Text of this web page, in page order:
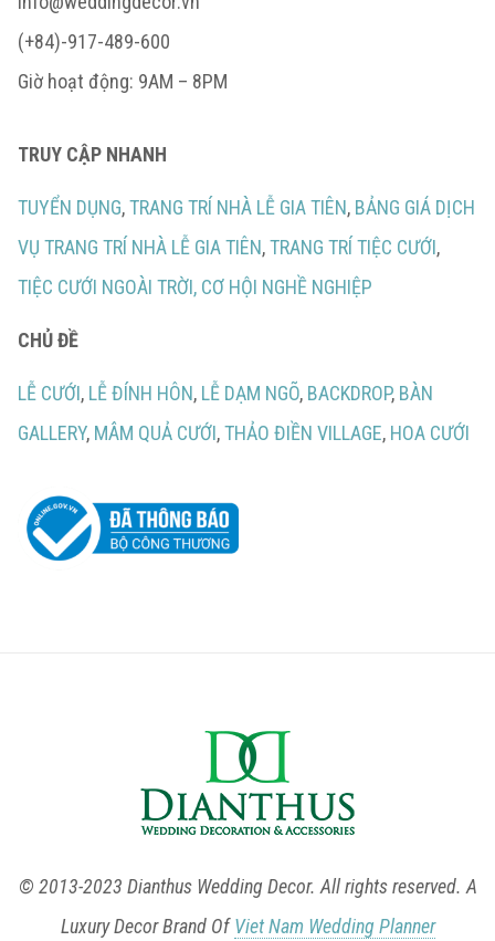
(+84)-917-489-600
Giờ hoạt động: 9AM – 8PM
TRUY CẬP NHANH
TUYỂN DỤNG,TRANG TRÍ NHÀ LỄ GIA TIÊN, BẢNG GIÁ DỊCH
VỤ TRANG TRÍ NHÀ LỄ GIA TIÊN,TRANG TRÍ TIỆC CƯỚI,
TIỆC CƯỚI NGOÀI TRỜI, CƠ HỘI NGHỀ NGHIỆP
CHỦ ĐỀ
LỄ CƯỚI, LỄ ĐÍNH HÔN, LỄ DẠM NGÕ, BACKDROP, BÀN
GALLERY, MÂM QUẢ CƯỚI,THẢO ĐIỀN VILLAGE, HOA CƯỚI
© 2013-2023 Dianthus Wedding Decor. All rights reserved. A
Luxury Decor Brand OfViet Nam Wedding Planner